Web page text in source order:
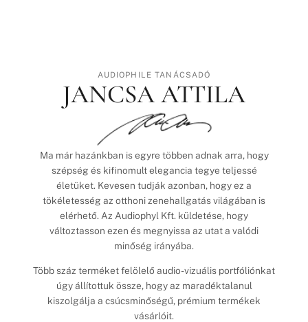
AUDIOPHILE TANÁCSADÓ
JANCSA ATTILA
Ma már hazánkban is egyre többen adnak arra, hogy
szépség és kifinomult elegancia tegye teljessé
életüket. Kevesen tudják azonban, hogy ez a
tökéletesség az otthoni zenehallgatás világában is
elérhető. Az Audiophyl Kft. küldetése, hogy
változtasson ezen és megnyissa az utat a valódi
minőség irányába.
Több száz terméket felölelő audio-vizuális portfóliónkat
úgy állítottuk össze, hogy az maradéktalanul
kiszolgálja a csúcsminőségű, prémium termékek
vásárlóit.